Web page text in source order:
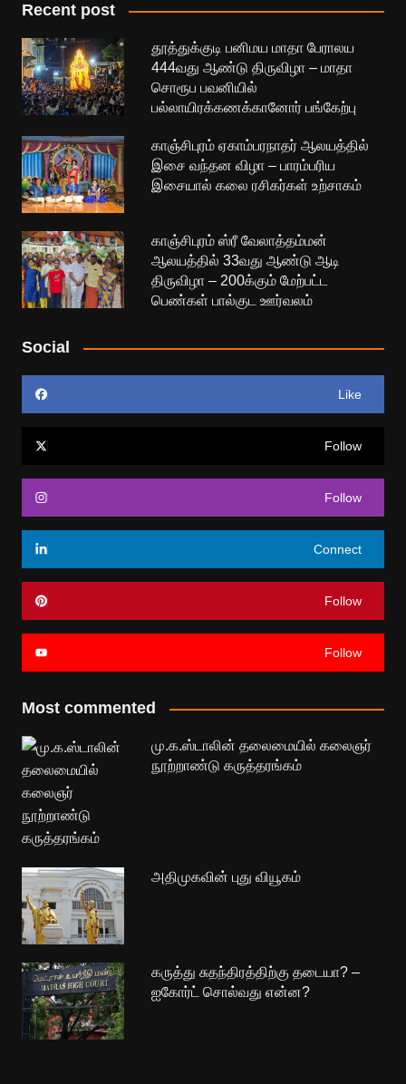
Recent post
தூத்துக்குடி பனிமய மாதா பேராலய
444வது ஆண்டு திருவிழா – மாதா
சொரூப பவனியில்
பல்லாயிரக்கணக்கானோர் பங்கேற்பு
காஞ்சிபுரம் ஏகாம்பரநாதர் ஆலயத்தில்
இசை வந்தன விழா – பாரம்பரிய
இசையால் கலை ரசிகர்கள் உற்சாகம்
காஞ்சிபுரம் ஸ்ரீ வேலாத்தம்மன்
ஆலயத்தில் 33வது ஆண்டு ஆடி
திருவிழா – 200க்கும் மேற்பட்ட
பெண்கள் பால்குட ஊர்வலம்
Social
Like
Follow
Follow
Connect
Follow
Follow
Most commented
மு.க.ஸ்டாலின் தலைமையில் கலைஞர்
நூற்றாண்டு கருத்தரங்கம்
அதிமுகவின் புது வியூகம்
கருத்து சுதந்திரத்திற்கு தடையா? –
ஐகோர்ட் சொல்வது என்ன?